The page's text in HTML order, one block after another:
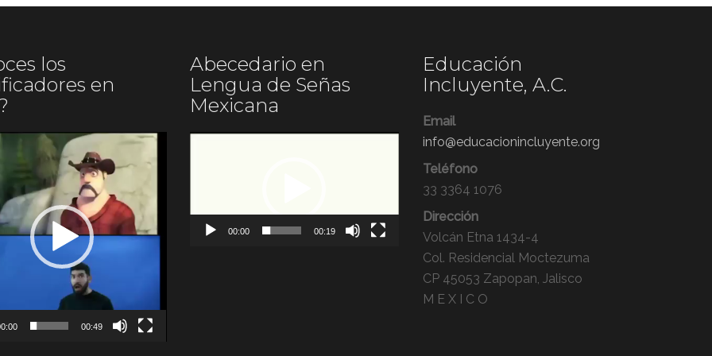
los
en
00:49
Abecedario en
Lengua de Señas
Mexicana
00:00 00:19
Educación
Incluyente, A.C.
Email
info@educacionincluyente.org
Teléfono
33 3364 1076
Dirección
Volcán Etna 1434-4
Col. Residencial Moctezuma
CP 45053 Zapopan, Jalisco
M E X I C O